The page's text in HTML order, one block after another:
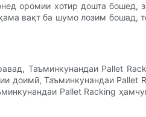
оромии хотир дошта
вақт ба шумо лозим
Таъминкунандаи Pallet
доимӣ, Таъминкунандаи
Pallet Racking